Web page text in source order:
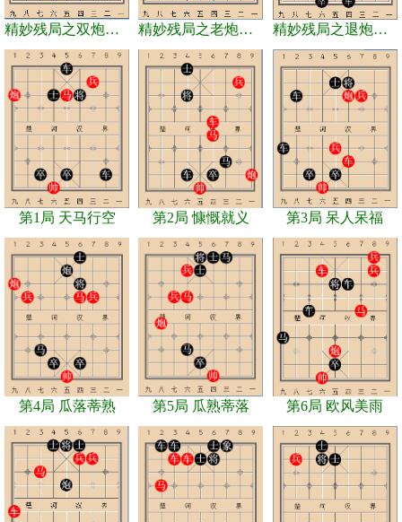
精妙残局之双炮兵巧胜双车士象全 精妙残局之老炮拖车 精妙残局之退炮引车
第1局 天马行空 第2局 慷慨就义 第3局 呆人呆福
第4局 瓜落蒂熟 第5局 瓜熟蒂落 第6局 欧风美雨